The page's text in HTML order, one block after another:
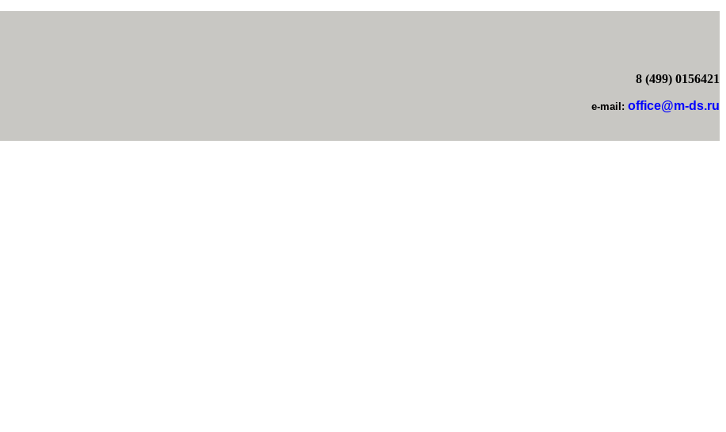
8 (499) 0156421
e-mail: office@m-ds.ru